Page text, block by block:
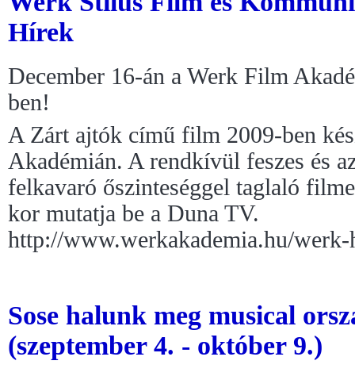
Hírek
December 16-án a Werk Film
ben!
A Zárt ajtók című film 2009-ben
Akadémián. A rendkívül feszes és
felkavaró őszinteséggel taglaló
kor mutatja be a Duna TV.
http://www.werkakademia.hu/
Sose halunk meg musical
(szeptember 4. - október 9.)